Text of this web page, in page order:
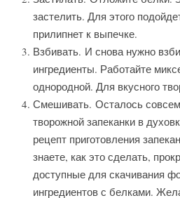
застелить. Для этого
прилипнет к выпечке.
Взбивать. И снова нужно
ингредиенты. Работайте
однородной. Для вкусного
Смешивать. Осталось
творожной запеканки в
рецепт приготовления
знаете, как это сделать,
доступные для скачивания
ингредиентов с белками.